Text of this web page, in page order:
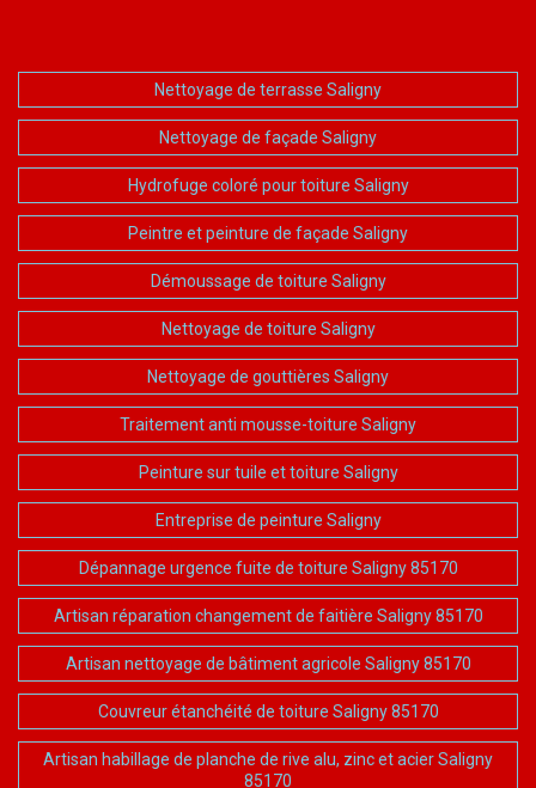
Nettoyage de terrasse Saligny
Nettoyage de façade Saligny
Hydrofuge coloré pour toiture Saligny
Peintre et peinture de façade Saligny
Démoussage de toiture Saligny
Nettoyage de toiture Saligny
Nettoyage de gouttières Saligny
Traitement anti mousse-toiture Saligny
Peinture sur tuile et toiture Saligny
Entreprise de peinture Saligny
Dépannage urgence fuite de toiture Saligny 85170
Artisan réparation changement de faitière Saligny 85170
Artisan nettoyage de bâtiment agricole Saligny 85170
Couvreur étanchéité de toiture Saligny 85170
Artisan habillage de planche de rive alu, zinc et acier Saligny
85170